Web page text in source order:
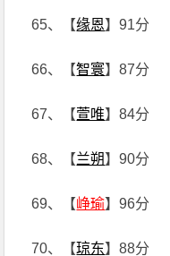
65、【缘恩】91分
66、【智寰】87分
67、【萱唯】84分
68、【兰朔】90分
69、【峥瑜】96分
70、【琼东】88分